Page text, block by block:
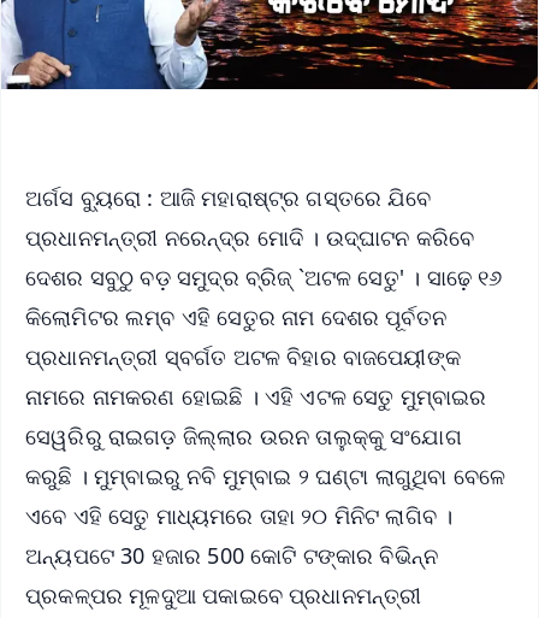
ଅର୍ଗସ ବ୍ୟୁରୋ : ଆଜି ମହାରାଷ୍ଟ୍ର ଗସ୍ତରେ ଯିବେ
ପ୍ରଧାନମନ୍ତ୍ରୀ ନରେନ୍ଦ୍ର ମୋଦି । ଉଦ୍‌ଘାଟନ କରିବେ
ଦେଶର ସବୁଠୁ ବଡ଼ ସମୁଦ୍ର ବ୍ରିଜ୍ `ଅଟଳ ସେତୁ' । ସାଢ଼େ ୧୬
କିଲୋମିଟର ଲମ୍ବ ଏହି ସେତୁର ନାମ ଦେଶର ପୂର୍ବତନ
ପ୍ରଧାନମନ୍ତ୍ରୀ ସ୍ବର୍ଗତ ଅଟଳ ବିହାର ବାଜପେୟୀଙ୍କ
ନାମରେ ନାମକରଣ ହୋଇଛି । ଏହି ଏଟଳ ସେତୁ ମୁମ୍ବାଇର
ସେୱରିରୁ ରାଇଗଡ଼ ଜିଲ୍ଲାର ଉରନ ତାଲୁକ୍‌କୁ ସଂଯୋଗ
କରୁଛି । ମୁମ୍ବାଇରୁ ନବି ମୁମ୍ବାଇ ୨ ଘଣ୍ଟା ଲାଗୁଥିବା ବେଳେ
ଏବେ ଏହି ସେତୁ ମାଧ୍ୟମରେ ତାହା ୨୦ ମିନିଟ ଲାଗିବ ।
ଅନ୍ୟପଟେ 30 ହଜାର 500 କୋଟି ଟଙ୍କାର ବିଭିନ୍ନ
ପ୍ରକଳ୍ପର ମୂଳଦୁଆ ପକାଇବେ ପ୍ରଧାନମନ୍ତ୍ରୀ